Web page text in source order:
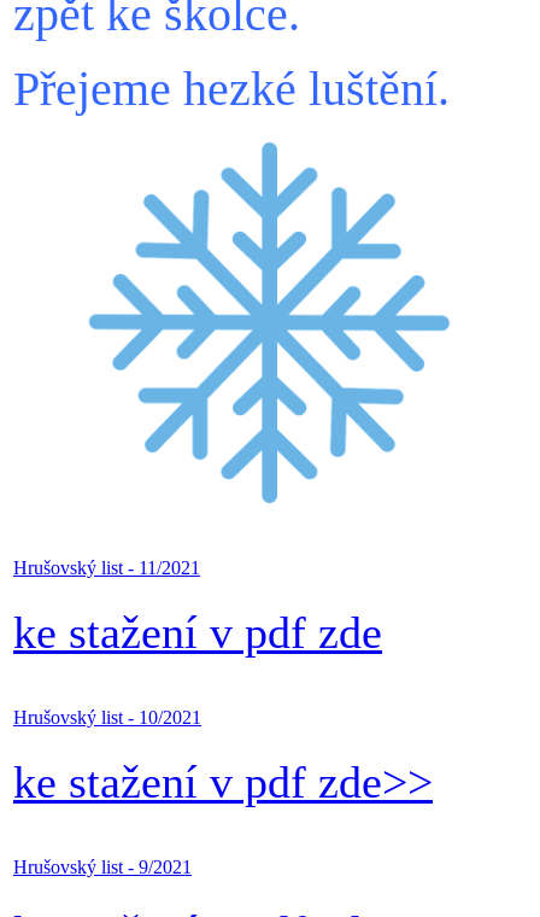
zpět ke školce.
Přejeme hezké luštění.
Hrušovský list - 11/2021
ke stažení v pdf zde
Hrušovský list - 10/2021
ke stažení v pdf zde>>
Hrušovský list - 9/2021